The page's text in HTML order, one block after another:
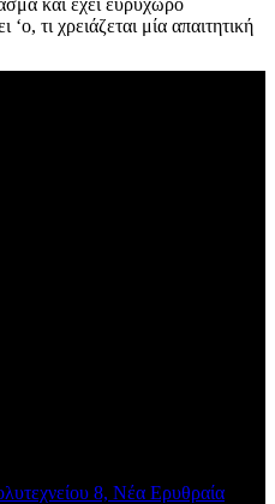
και έχει ευρύχωρο
τι χρειάζεται μία απαιτητική
8, Νέα Ερυθραία